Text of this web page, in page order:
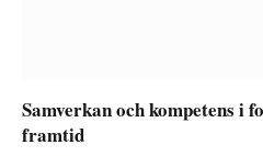
Samverkan och kompetens i
framtid